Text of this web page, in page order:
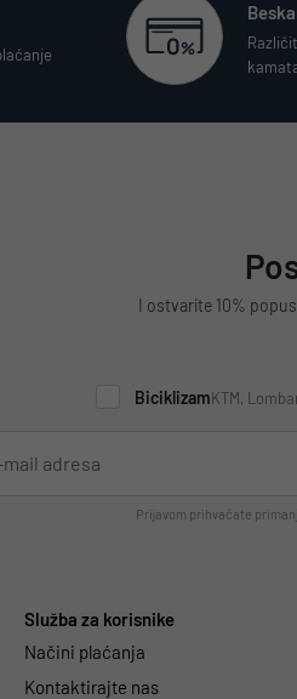
I ostvarite 10%
BiciklizamKTM,
Prijavom prihvaćate
Služba za korisnike
Načini plaćanja
Kontaktirajte nas